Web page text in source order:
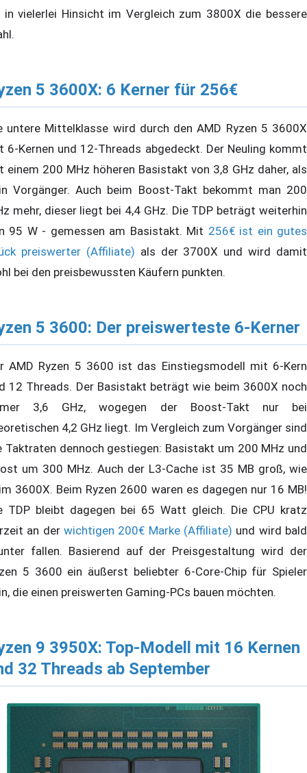
vielerlei Hinsicht im Vergleich zum 3800X die bessere
5 3600X: 6 Kerner für 256€
untere Mittelklasse wird durch den AMD Ryzen 5 3600X
6-Kernen und 12-Threads abgedeckt. Der Neuling kommt
einem 200 MHz höheren Basistakt von 3,8 GHz daher, als
Vorgänger. Auch beim Boost-Takt bekommt man 200
mehr, dieser liegt bei 4,4 GHz. Die TDP beträgt weiterhin
95 W - gemessen am Basistakt. Mit 256€ ist ein gutes
preiswerter (Affiliate) als der 3700X und wird damit
bei den preisbewussten Käufern punkten.
5 3600: Der preiswerteste 6-Kerner
AMD Ryzen 5 3600 ist das Einstiegsmodell mit 6-Kern
12 Threads. Der Basistakt beträgt wie beim 3600X noch
3,6 GHz, wogegen der Boost-Takt nur bei
4,2 GHz liegt. Im Vergleich zum Vorgänger sind
Taktraten dennoch gestiegen: Basistakt um 200 MHz und
um 300 MHz. Auch der L3-Cache ist 35 MB groß, wie
3600X. Beim Ryzen 2600 waren es dagegen nur 16 MB!
TDP bleibt dagegen bei 65 Watt gleich. Die CPU kratz
an der wichtigen 200€ Marke (Affiliate) und wird bald
fallen. Basierend auf der Preisgestaltung wird der
5 3600 ein äußerst beliebter 6-Core-Chip für Spieler
die einen preiswerten Gaming-PCs bauen möchten.
9 3950X: Top-Modell mit 16 Kernen
32 Threads ab September